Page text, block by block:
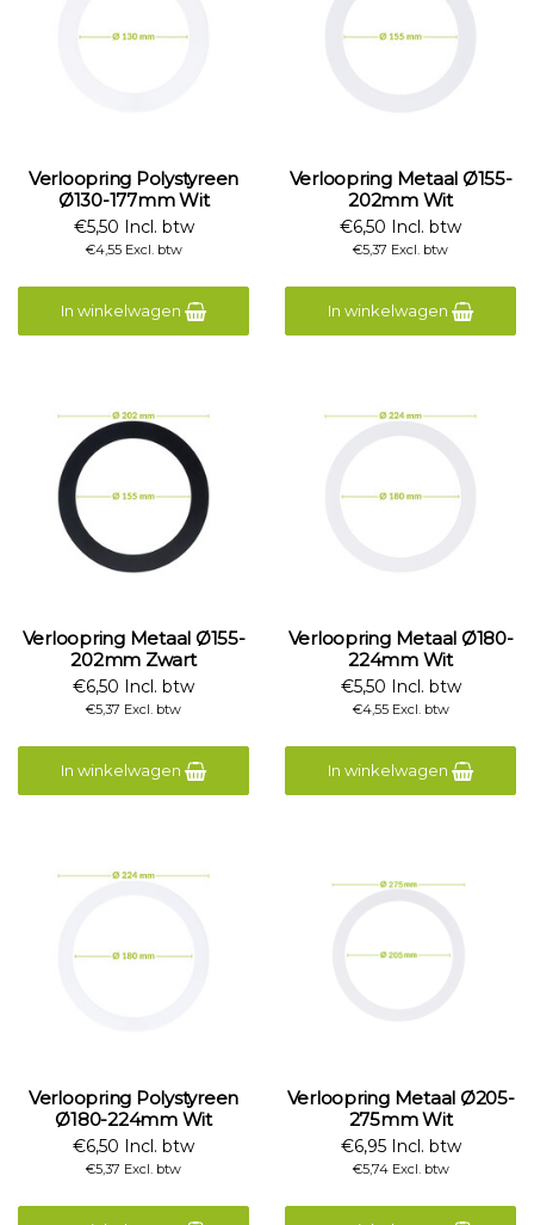
Verloopring Polystyreen
Ø130-177mm Wit
€5,50 Incl. btw
€4,55 Excl. btw
In winkelwagen
Verloopring Metaal Ø155-
202mm Wit
€6,50 Incl. btw
€5,37 Excl. btw
In winkelwagen
Verloopring Metaal Ø155-
202mm Zwart
€6,50 Incl. btw
€5,37 Excl. btw
In winkelwagen
Verloopring Metaal Ø180-
224mm Wit
€5,50 Incl. btw
€4,55 Excl. btw
In winkelwagen
Verloopring Polystyreen
Ø180-224mm Wit
€6,50 Incl. btw
€5,37 Excl. btw
Verloopring Metaal Ø205-
275mm Wit
€6,95 Incl. btw
€5,74 Excl. btw